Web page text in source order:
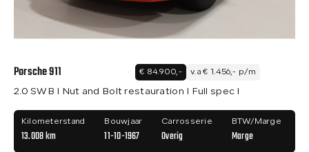
Porsche 911 € 84.900,- v.a € 1.456,- p/m
2.0 SWB I Nut and Bolt restauration I Full spec I
Kilometerstand
13.008 km
Bouwjaar
11-10-1967
Carrosserie
Overig
BTW/Marge
Marge